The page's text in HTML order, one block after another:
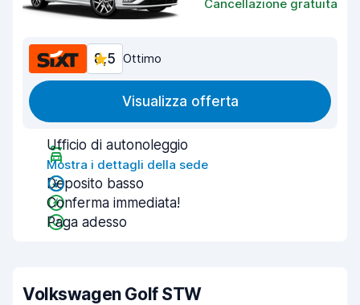
Cancellazione gratuita
8,5 Ottimo
Visualizza offerta
Ufficio di autonoleggio
Mostra i dettagli della sede
Deposito basso
Conferma immediata!
Paga adesso
Volkswagen Golf STW